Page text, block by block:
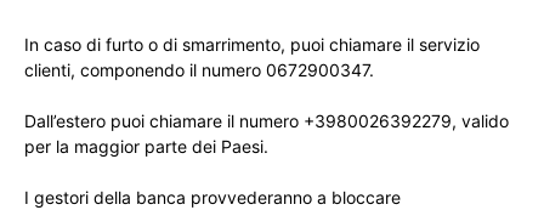
In caso di furto o di smarrimento, puoi chiamare il servizio
clienti, componendo il numero 0672900347.
Dall’estero puoi chiamare il numero +3980026392279, valido
per la maggior parte dei Paesi.
I gestori della banca provvederanno a bloccare